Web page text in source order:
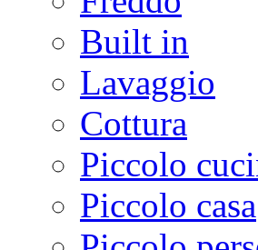
Built in
Lavaggio
Cottura
Piccolo
Piccolo casa